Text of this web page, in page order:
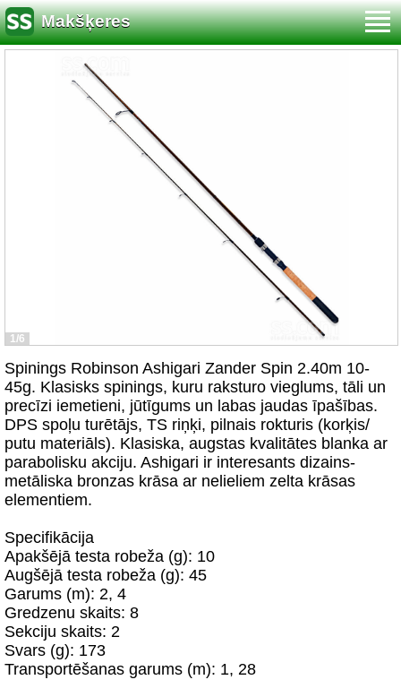
Makšķeres
1/6
Spinings Robinson Ashigari Zander Spin 2.40m 10-
45g. Klasisks spinings, kuru raksturo vieglums, tāli un
precīzi iemetieni, jūtīgums un labas jaudas īpašības.
DPS spoļu turētājs, TS riņķi, pilnais rokturis (korķis/
putu materiāls). Klasiska, augstas kvalitātes blanka ar
parabolisku akciju. Ashigari ir interesants dizains-
metāliska bronzas krāsa ar nelieliem zelta krāsas
elementiem.
Specifikācija
Apakšējā testa robeža (g): 10
Augšējā testa robeža (g): 45
Garums (m): 2, 4
Gredzenu skaits: 8
Sekciju skaits: 2
Svars (g): 173
Transportēšanas garums (m): 1, 28